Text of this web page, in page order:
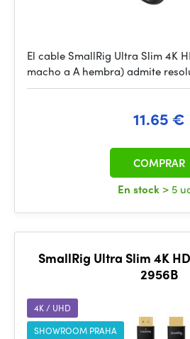
El cable SmallRig Ultra Slim 4K
macho a A hembra) admite
11.65 €
En stock > 5
COMPRAR
SmallRig Ultra Slim 4K
2956B
4K / UHD
SHOWROOM PRAHA